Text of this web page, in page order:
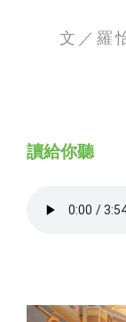
文／羅
讀給你聽